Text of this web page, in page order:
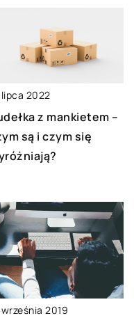
lipca 2022
z mankietem –
są i czym się
września 2019